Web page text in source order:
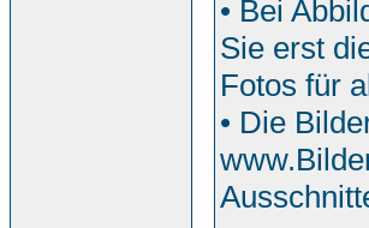
• Bei
Sie erst
Fotos für
• Die